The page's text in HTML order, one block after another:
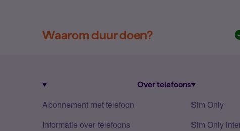
Waarom duur doen?
Over telefoons
Abonnement met telefoon
Informatie over telefoons
Sim Only
Sim Only